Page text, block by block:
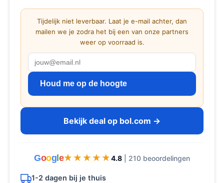
Tijdelijk niet leverbaar. Laat je e-mail achter, dan
mailen we je zodra het bij een van onze partners
weer op voorraad is.
Houd me op de hoogte
Bekijk deal op bol.com →
Goog e★★★★★
★★★★★ 4.8 | 210 beoordelingen
1-2 dagen bij je thuis